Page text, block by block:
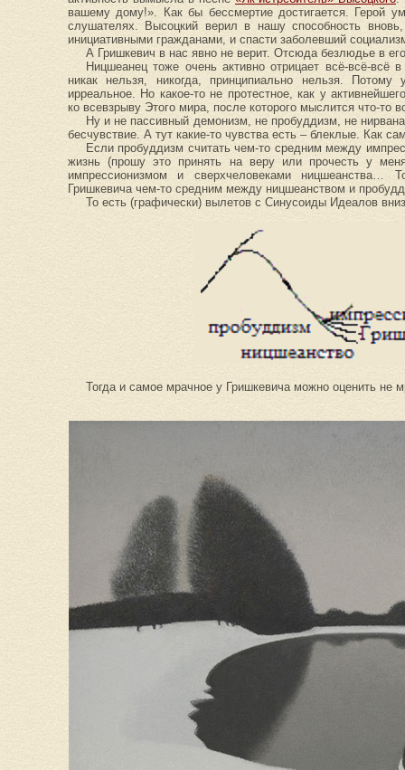
вашему дому!». Как бы бессмертие достигается. Герой
слушателях. Высоцкий верил в нашу способность
инициативными гражданами, и спасти заболевший
А Гришкевич в нас явно не верит. Отсюда безлюдье в
Ницшеанец тоже очень активно отрицает всё-всё-всё
никак нельзя, никогда, принципиально нельзя. Потому
ирреальное. Но какое-то не протестное, как у
ко всевзрыву Этого мира, после которого мыслится что-
Ну и не пассивный демонизм, не пробуддизм, не
бесчувствие. А тут какие-то чувства есть – блеклые. Как
Если пробуддизм считать чем-то средним между
жизнь (прошу это принять на веру или прочесть у
импрессионизмом и сверхчеловеками ницшеанства…
Гришкевича чем-то средним между ницшеанством и
То есть (графически) вылетов с Синусоиды Идеалов
Тогда и самое мрачное у Гришкевича можно оценить не